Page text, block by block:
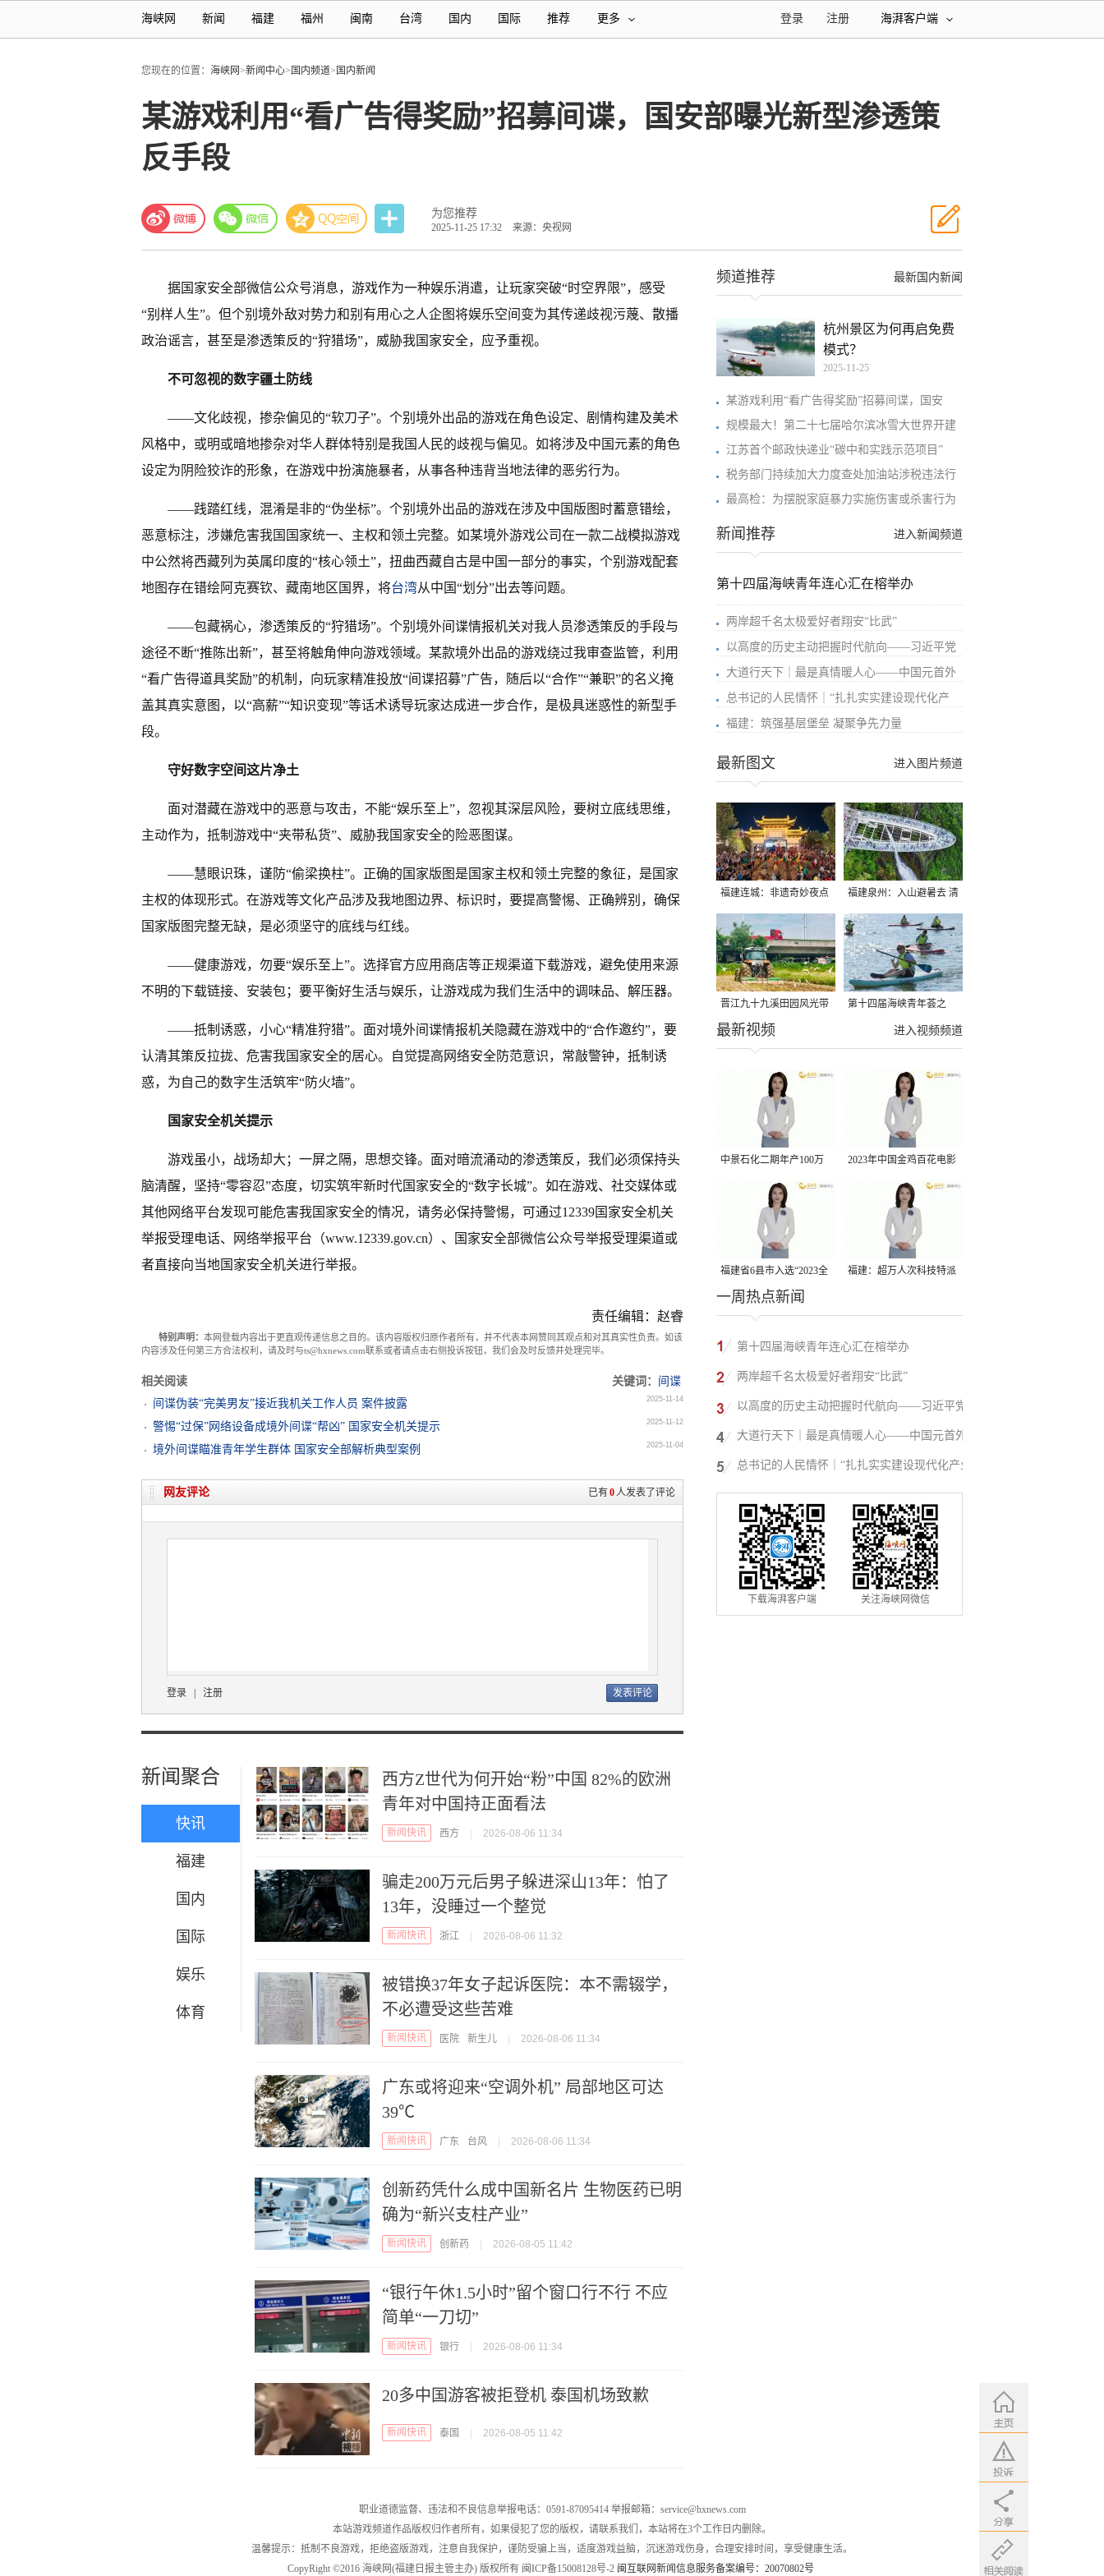
海峡网 新闻 福建 福州 闽南 台湾 国内 国际 推荐 更多 海湃客户端
注册
登录
您现在的位置： 海峡网>新闻中心> 国内频道> 国内新闻
某游戏利用“看广告得奖励”招募间谍，国安部曝光新型渗透策
反手段
为您推荐
2025-11-25 17:32 来源：央视网
据国家安全部微信公众号消息，游戏作为一种娱乐消遣，让玩家突破“时空界限”，感受
“别样人生”。但个别境外敌对势力和别有用心之人企图将娱乐空间变为其传递歧视污蔑、散播
政治谣言，甚至是渗透策反的“狩猎场”，威胁我国家安全，应予重视。
不可忽视的数字疆土防线
——文化歧视，掺杂偏见的“软刀子”。个别境外出品的游戏在角色设定、剧情构建及美术
风格中，或明或暗地掺杂对华人群体特别是我国人民的歧视与偏见。如将涉及中国元素的角色
设定为阴险狡诈的形象，在游戏中扮演施暴者，从事各种违背当地法律的恶劣行为。
——践踏红线，混淆是非的“伪坐标”。个别境外出品的游戏在涉及中国版图时蓄意错绘，
恶意标注，涉嫌危害我国国家统一、主权和领土完整。如某境外游戏公司在一款二战模拟游戏
中公然将西藏列为英属印度的“核心领土”，扭曲西藏自古是中国一部分的事实，个别游戏配套
地图存在错绘阿克赛钦、藏南地区国界，将台湾从中国“划分”出去等问题。
——包藏祸心，渗透策反的“狩猎场”。个别境外间谍情报机关对我人员渗透策反的手段与
途径不断“推陈出新”，甚至将触角伸向游戏领域。某款境外出品的游戏绕过我审查监管，利用
“看广告得道具奖励”的机制，向玩家精准投放“间谍招募”广告，随后以“合作”“兼职”的名义掩
盖其真实意图，以“高薪”“知识变现”等话术诱导玩家达成进一步合作，是极具迷惑性的新型手
段。
守好数字空间这片净土
面对潜藏在游戏中的恶意与攻击，不能“娱乐至上”，忽视其深层风险，要树立底线思维，
主动作为，抵制游戏中“夹带私货”、威胁我国家安全的险恶图谋。
——慧眼识珠，谨防“偷梁换柱”。正确的国家版图是国家主权和领土完整的象征，是国家
主权的体现形式。在游戏等文化产品涉及我地图边界、标识时，要提高警惕、正确辨别，确保
国家版图完整无缺，是必须坚守的底线与红线。
——健康游戏，勿要“娱乐至上”。选择官方应用商店等正规渠道下载游戏，避免使用来源
不明的下载链接、安装包；要平衡好生活与娱乐，让游戏成为我们生活中的调味品、解压器。
——抵制诱惑，小心“精准狩猎”。面对境外间谍情报机关隐藏在游戏中的“合作邀约”，要
认清其策反拉拢、危害我国家安全的居心。自觉提高网络安全防范意识，常敲警钟，抵制诱
惑，为自己的数字生活筑牢“防火墙”。
国家安全机关提示
游戏虽小，战场却大；一屏之隔，思想交锋。面对暗流涌动的渗透策反，我们必须保持头
脑清醒，坚持“零容忍”态度，切实筑牢新时代国家安全的“数字长城”。如在游戏、社交媒体或
其他网络平台发现可能危害我国家安全的情况，请务必保持警惕，可通过12339国家安全机关
举报受理电话、网络举报平台（www.12339.gov.cn）、国家安全部微信公众号举报受理渠道或
者直接向当地国家安全机关进行举报。
责任编辑：赵睿
特别声明： 本网登载内容出于更直观传递信息之目的。该内容版权归原作者所有，并不代表本网赞同其观点和对其真实性负责。如该
内容涉及任何第三方合法权利，请及时与ts@hxnews.com联系或者请点击右侧投诉按钮，我们会及时反馈并处理完毕。
相关阅读 关键词： 间谍
间谍伪装“完美男友”接近我机关工作人员 案件披露
2025-11-14
警惕“过保”网络设备成境外间谍“帮凶” 国家安全机关提示 2025-11-12
境外间谍瞄准青年学生群体 国家安全部解析典型案例 2025-11-04
已有0人发表了评论
网友评论
登录 注册
新闻聚合
快讯
福建
国内
国际
娱乐
体育
西方Z世代为何开始“粉”中国 82%的欧洲
青年对中国持正面看法
新闻快讯 西方 2026-08-06 11:34
骗走200万元后男子躲进深山13年：怕了
13年，没睡过一个整觉
新闻快讯 浙江 2026-08-06 11:32
被错换37年女子起诉医院：本不需辍学，
不必遭受这些苦难
新闻快讯 医院 新生儿 2026-08-06 11:34
广东或将迎来“空调外机” 局部地区可达
39℃
新闻快讯 广东 台风 2026-08-06 11:34
创新药凭什么成中国新名片 生物医药已明
确为“新兴支柱产业”
新闻快讯 创新药 2026-08-05 11:42
“银行午休1.5小时”留个窗口行不行 不应
简单“一刀切”
新闻快讯 银行 2026-08-06 11:34
20多中国游客被拒登机 泰国机场致歉
新闻快讯 泰国 2026-08-05 11:42
最新国内新闻
频道推荐
杭州景区为何再启免费
模式？
2025-11-25
某游戏利用“看广告得奖励”招募间谍，国安
规模最大！第二十七届哈尔滨冰雪大世界开建
江苏首个邮政快递业“碳中和实践示范项目”
税务部门持续加大力度查处加油站涉税违法行
最高检：为摆脱家庭暴力实施伤害或杀害行为
进入新闻频道
新闻推荐
第十四届海峡青年连心汇在榕举办
两岸超千名太极爱好者翔安“比武”
以高度的历史主动把握时代航向——习近平党
大道行天下｜最是真情暖人心——中国元首外
总书记的人民情怀｜“扎扎实实建设现代化产
福建：筑强基层堡垒 凝聚争先力量
进入图片频道
最新图文
福建连城：非遗奇妙夜点
亮夏夜
福建泉州：入山避暑去 清
凉好惬意
晋江九十九溪田园风光带
千亩早稻迎来成熟收割季
第十四届海峡青年荟之
2026榕台青年大学生水上
进入视频频道
最新视频
中景石化二期年产100万
吨丙烷脱氢项目建成中交
2023年中国金鸡百花电影
节有福电影巡展31日启动
福建省6县市入选“2023全
国县域发展潜力百强县”
福建：超万人次科技特派
一周热点新闻
第十四届海峡青年连心汇在榕举办
两岸超千名太极爱好者翔安“比武”
以高度的历史主动把握时代航向——习近平党
建思想理论品格系列述评之二
大道行天下｜最是真情暖人心——中国元首外
交的世界情怀与大国气派
总书记的人民情怀｜“扎扎实实建设现代化产业
体系”
下载海湃客户端 关注海峡网微信
职业道德监督、违法和不良信息举报电话：0591-87095414 举报邮箱：service@hxnews.com
本站游戏频道作品版权归作者所有，如果侵犯了您的版权，请联系我们，本站将在3个工作日内删除。
温馨提示：抵制不良游戏，拒绝盗版游戏，注意自我保护，谨防受骗上当，适度游戏益脑，沉迷游戏伤身，合理安排时间，享受健康生活。
CopyRight ©2016 海峡网(福建日报主管主办) 版权所有 闽ICP备15008128号-2 闽互联网新闻信息服务备案编号：20070802号